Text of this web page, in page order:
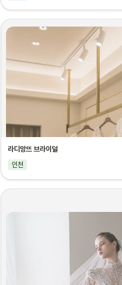
라디앙뜨 브라이덜
인천